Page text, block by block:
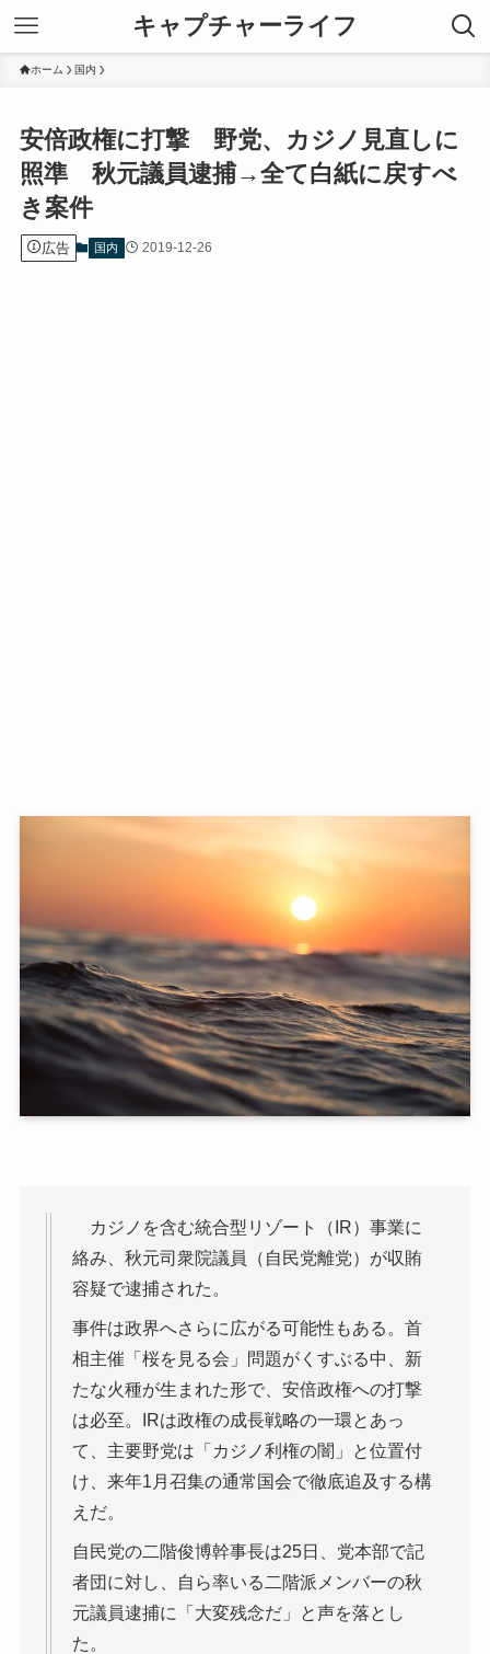
キャプチャーライフ
ホーム 国内
安倍政権に打撃 野党、カジノ見直しに
照準 秋元議員逮捕→全て白紙に戻すべ
き案件
広告 国内 2019-12-26
カジノを含む統合型リゾート（IR）事業に
絡み、秋元司衆院議員（自民党離党）が収賄
容疑で逮捕された。
事件は政界へさらに広がる可能性もある。首
相主催「桜を見る会」問題がくすぶる中、新
たな火種が生まれた形で、安倍政権への打撃
は必至。IRは政権の成長戦略の一環とあっ
て、主要野党は「カジノ利権の闇」と位置付
け、来年1月召集の通常国会で徹底追及する構
えだ。
自民党の二階俊博幹事長は25日、党本部で記
者団に対し、自ら率いる二階派メンバーの秋
元議員逮捕に「大変残念だ」と声を落とし
た。